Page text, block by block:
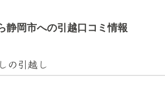
静岡市への引越口コミ情報
の引越し